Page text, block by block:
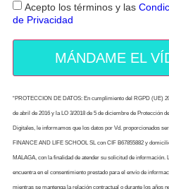
Acepto los términos y las
de Privacidad
MÁNDAME EL
“PROTECCION DE DATOS: En cumplimiento del RGPD (UE)
de abril de 2016 y la LO 3/2018 de 5 de diciembre de Protección
Digitales, le informamos que los datos por Vd. proporcionados
FINANCE AND LIFE SCHOOL SL con CIF B67855882 y
MALAGA, con la finalidad de atender su solicitud de información.
encuentra en el consentimiento prestado para el envío de
mientras se mantenga la relación contractual o durante los años